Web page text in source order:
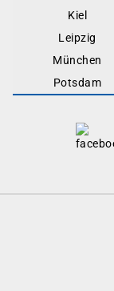
Kiel
Leipzig
München
Potsdam